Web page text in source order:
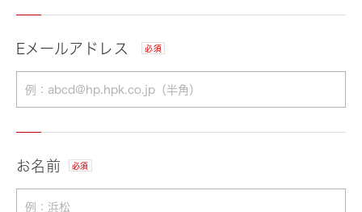
Eメールアドレス 必須
お名前 必須